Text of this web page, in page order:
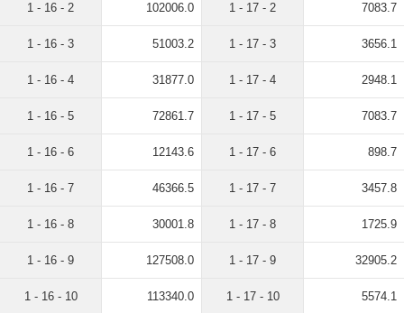
1 - 16 - 2 102006.0
1 - 16 - 3 51003.2
1 - 16 - 4 31877.0
1 - 16 - 5 72861.7
1 - 16 - 6 12143.6
1 - 16 - 7 46366.5
1 - 16 - 8 30001.8
1 - 16 - 9 127508.0
1 - 16 - 10 113340.0
1 - 17 - 2 7083.7
1 - 17 - 3 3656.1
1 - 17 - 4 2948.1
1 - 17 - 5 7083.7
1 - 17 - 6 898.7
1 - 17 - 7 3457.8
1 - 17 - 8 1725.9
1 - 17 - 9 32905.2
1 - 17 - 10 5574.1